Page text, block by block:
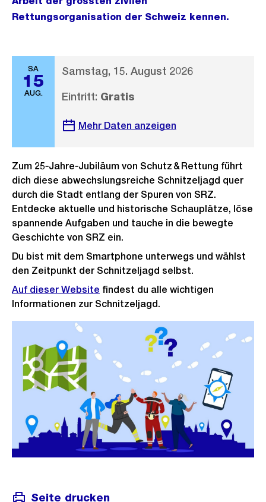
Rettungsorganisation der Schweiz kennen.
SA
15
AUG.
Samstag, 15. August 2026
Eintritt: Gratis
Mehr Daten anzeigen
Zum 25‑Jahre‑Jubiläum von Schutz & Rettung führt
dich diese abwechslungsreiche Schnitzeljagd quer
durch die Stadt entlang der Spuren von SRZ.
Entdecke aktuelle und historische Schauplätze, löse
spannende Aufgaben und tauche in die bewegte
Geschichte von SRZ ein.
Du bist mit dem Smartphone unterwegs und wählst
den Zeitpunkt der Schnitzeljagd selbst.
Auf dieser Website findest du alle wichtigen
Informationen zur Schnitzeljagd.
Seite drucken